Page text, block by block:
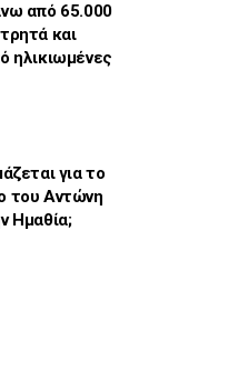
από 65.000
και
ηλικιωμένες
για το
του Αντώνη
Ημαθία;